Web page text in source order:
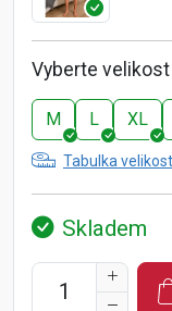
Vyberte velikost
M L XL
Tabulka
Skladem